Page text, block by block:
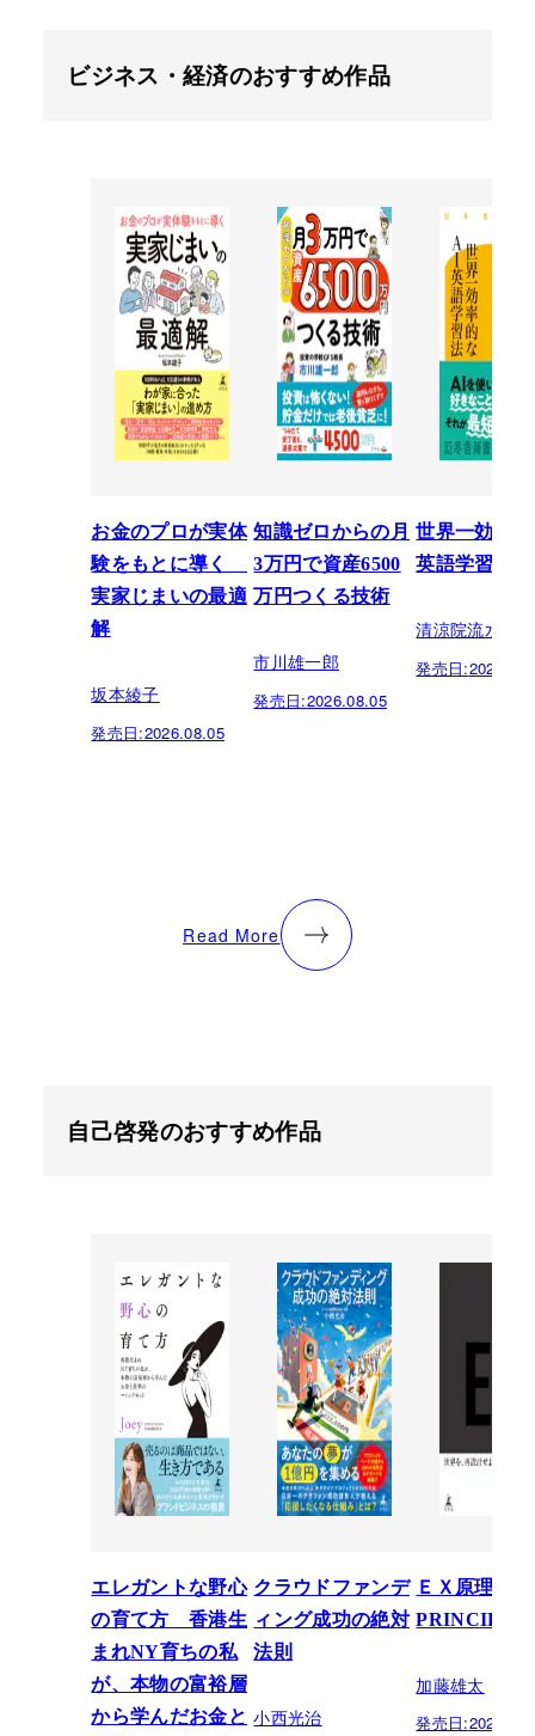
ビジネス・経済のおすすめ作品
お金のプロが実体
験をもとに導く
実家じまいの最適
解
坂本綾子
発売日:2026.08.05
知識ゼロからの月
3万円で資産6500
万円つくる技術
市川雄一郎
発売日:2026.08.05
世界一効率
英語学習法
清涼院流水
発売日:
Read More
自己啓発のおすすめ作品
エレガントな野心
の育て方 香港生
まれNY育ちの私
が、本物の富裕層
から学んだお金と
クラウドファンデ
ィング成功の絶対
法則
小西光治
ＥＸ原理
PRINCIPLE
加藤雄太
発売日: